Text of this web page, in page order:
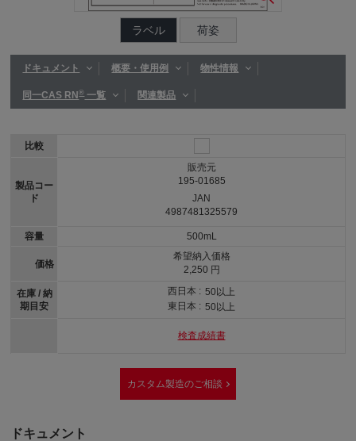
ラベル 荷姿
ドキュメント 概要・使用例 物性情報
同一CAS RN®一覧 関連製品
比較
製品コー
ド
容量
価格
在庫 / 納
期目安
販売元
195-01685
JAN
4987481325579
500mL
希望納入価格
2,250 円
西日本 : 50以上
東日本 : 50以上
検査成績書
カスタム製造のご相談
ドキュメント